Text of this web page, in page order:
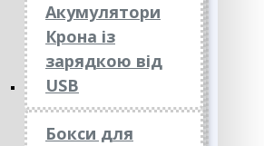
Акумулятори
Крона із
зарядкою від
USB
Бокси для